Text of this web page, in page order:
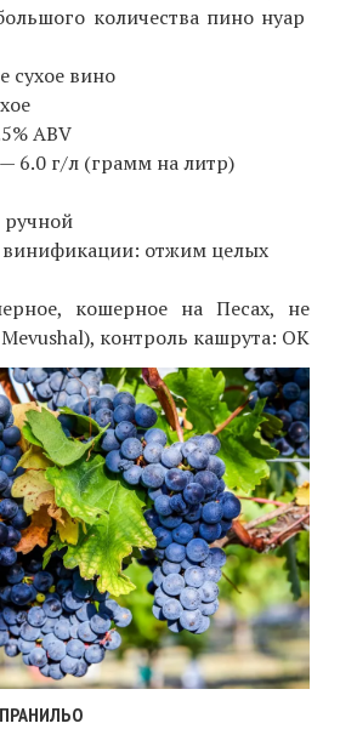
количества пино нуар
сухое вино
ABV
6.0 г/л (грамм на литр)
винификации: отжим целых
кошерное на Песах, не
контроль кашрута: ОК